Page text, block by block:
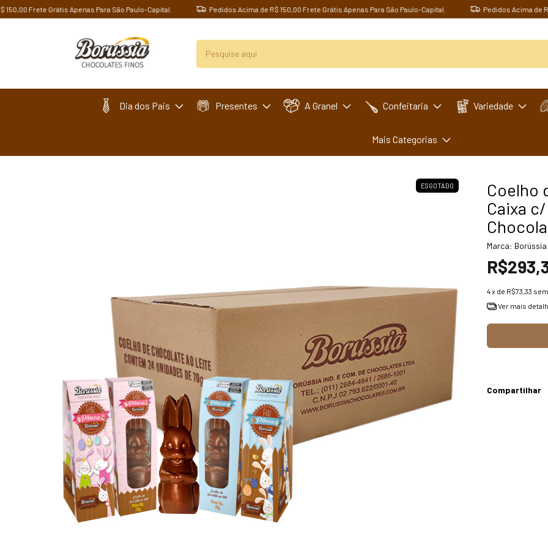
Frete Grátis Apenas Para São Paulo-Capital. Pedidos Acima de R$ 150,00 Frete Grátis Apenas Para São Paulo-Capital. Pedidos Acima de R$
Dia dos Pais Presentes A Granel Confeitaria Variedade
Mais Categorias
ESGOTADO
Coelho
Caixa
Marca:
4x de R$73,33
Ver mais
Compartilhar